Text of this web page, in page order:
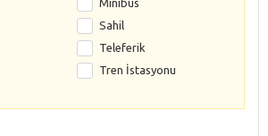
Sahil
Teleferik
Tren İstasyonu